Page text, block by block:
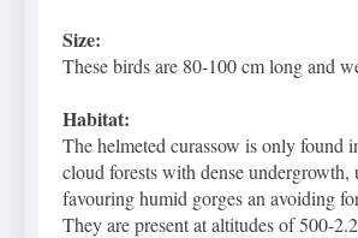
Size:
These birds are 80-100 cm long and
Habitat:
The helmeted curassow is only found
cloud forests with dense undergrowth,
favouring humid gorges an avoiding
They are present at altitudes of 500-